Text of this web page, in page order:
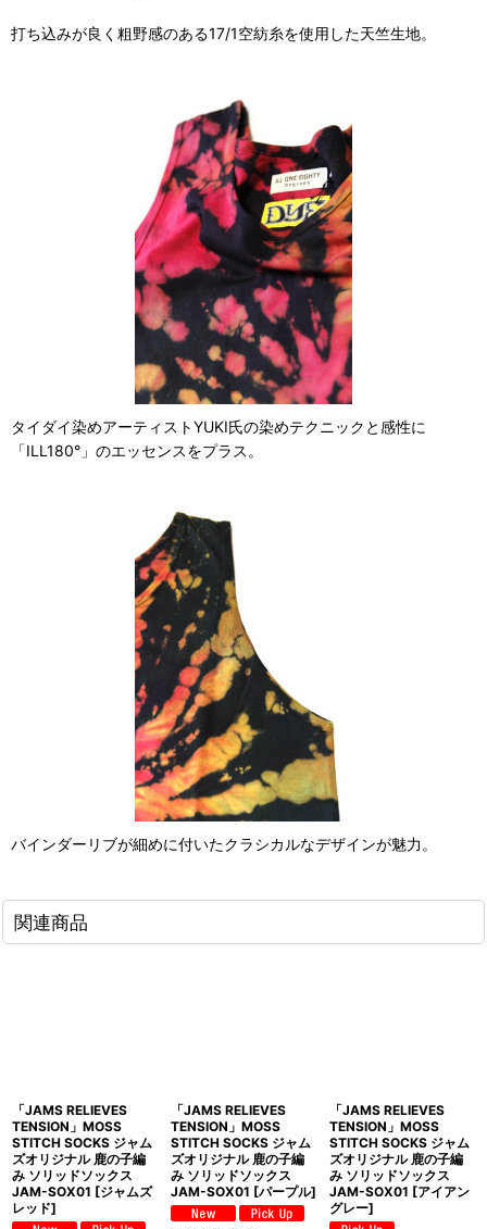
打ち込みが良く粗野感のある17/1空紡糸を使用した天竺生地。
タイダイ染めアーティストYUKI氏の染めテクニックと感性に
「ILL180°」のエッセンスをプラス。
バインダーリブが細めに付いたクラシカルなデザインが魅力。
関連商品
「JAMS RELIEVES
TENSION」MOSS
STITCH SOCKS ジャム
ズオリジナル 鹿の子編
み ソリッドソックス
JAM-SOX01 [ジャムズ
レッド]
「JAMS RELIEVES
TENSION」MOSS
STITCH SOCKS ジャム
ズオリジナル 鹿の子編
み ソリッドソックス
JAM-SOX01 [パープル]
「JAMS RELIEVES
TENSION」MOSS
STITCH SOCKS ジャム
ズオリジナル 鹿の子編
み ソリッドソックス
JAM-SOX01 [アイアン
グレー]